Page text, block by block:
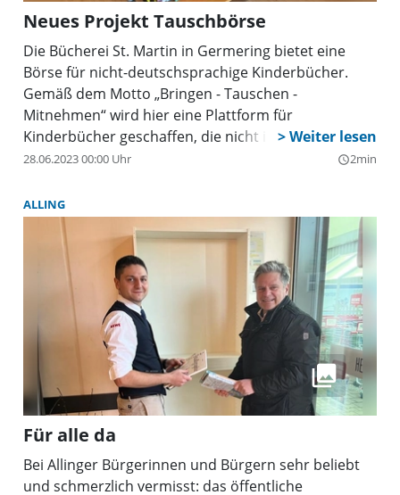
Neues Projekt Tauschbörse
Die Bücherei St. Martin in Germering bietet eine
Börse für nicht-deutschsprachige Kinderbücher.
Gemäß dem Motto „Bringen - Tauschen -
Mitnehmen“ wird hier eine Plattform für
Kinderbücher geschaffen, die nicht in deutscher
Sprache geschrieben sind.
28.06.2023 00:00 Uhr query_builder2min
ALLING
Für alle da
Bei Allinger Bürgerinnen und Bürgern sehr beliebt
und schmerzlich vermisst: das öffentliche